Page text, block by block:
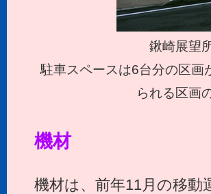
鍬崎展望
駐車スペースは6台分の区画
られる区画
機材
機材は、前年11月の移